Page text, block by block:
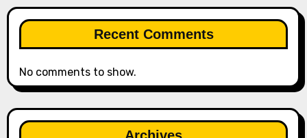
Recent Comments
No comments to show.